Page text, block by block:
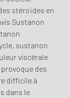
stéroïdes en
Sustanon
sustanon
viscérale
des
difficile à
dans le